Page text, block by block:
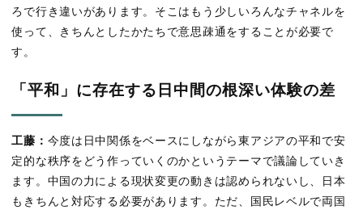
ろで行き違いがあります。そこはもう少しいろんなチャネルを
使って、きちんとしたかたちで意思疎通をすることが必要で
す。
「平和」に存在する日中間の根深い体験の差
工藤： 今度は日中関係をベースにしながら東アジアの平和で安
定的な秩序をどう作っていくのかというテーマで議論していき
ます。中国の力による現状変更の動きは認められないし、日本
もきちんと対応する必要があります。ただ、国民レベルで両国